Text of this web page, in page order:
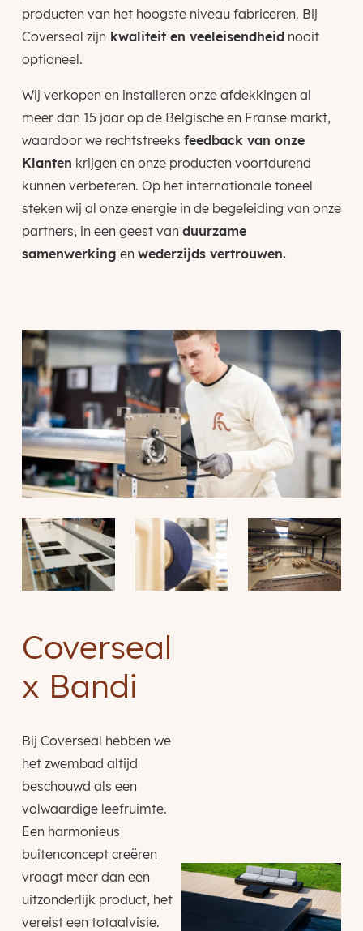
producten van het hoogste niveau fabriceren. Bij
Coverseal zijn kwaliteit en veeleisendheidnooit
optioneel.
Wij verkopen en installeren onze afdekkingen al
meer dan 15 jaar op de Belgische en Franse markt,
waardoor we rechtstreeks feedback van onze
Klanten krijgen en onze producten voortdurend
kunnen verbeteren. Op het internationale toneel
steken wij al onze energie in de begeleiding van onze
partners, in een geest van duurzame
samenwerking en wederzijds vertrouwen.
Coverseal
x Bandi
Bij Coverseal hebben we
het zwembad altijd
beschouwd als een
volwaardige leefruimte.
Een harmonieus
buitenconcept creëren
vraagt meer dan een
uitzonderlijk product, het
vereist een totaalvisie.